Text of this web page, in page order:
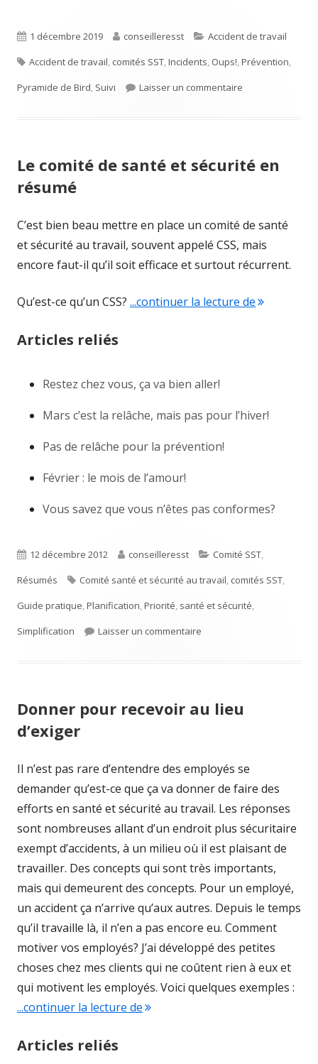
Publié
le
1 décembre 2019 Auteur
conseilleresst Catégories
Accident de travail
Étiquettes
Accident de travail, comités SST,Incidents, Oups!,Prévention,
Pyramide de Bird, Suivi Laisser un commentaire
Le comité de santé et sécurité en
résumé
C’est bien beau mettre en place un comité de santé
et sécurité au travail, souvent appelé CSS, mais
encore faut-il qu’il soit efficace et surtout récurrent.
Qu’est-ce qu’un CSS? ...continuer la lecture de"Le comité
Articles reliés
Restez chez vous, ça va bien aller!
Mars c’est la relâche, mais pas pour l’hiver!
Pas de relâche pour la prévention!
Février : le mois de l’amour!
Vous savez que vous n’êtes pas conformes?
Publié
le
12 décembre 2012 Auteur
conseilleresst Catégories
Comité SST,
Résumés
Étiquettes
Comité santé et sécurité au travail, comités SST,
Guide pratique,Planification,Priorité, santé et sécurité,
Simplification
Laisser un commentaire
Donner pour recevoir au lieu
d’exiger
Il n’est pas rare d’entendre des employés se
demander qu’est-ce que ça va donner de faire des
efforts en santé et sécurité au travail. Les réponses
sont nombreuses allant d’un endroit plus sécuritaire
exempt d’accidents, à un milieu où il est plaisant de
travailler. Des concepts qui sont très importants,
mais qui demeurent des concepts. Pour un employé,
un accident ça n’arrive qu’aux autres. Depuis le temps
qu’il travaille là, il n’en a pas encore eu. Comment
motiver vos employés? J’ai développé des petites
choses chez mes clients qui ne coûtent rien à eux et
qui motivent les employés. Voici quelques exemples :
...continuer la lecture de"Donner pour recevoir au lieu
Articles reliés